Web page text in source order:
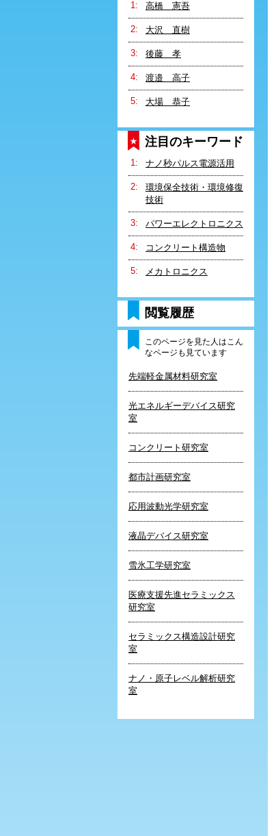
高橋 憲吾
大沢 直樹
後藤 孝
渡邉 高子
大場 恭子
注目のキーワード
ナノ秒パルス電源活用
環境保全技術・環境修復
技術
パワーエレクトロニクス
コンクリート構造物
メカトロニクス
閲覧履歴
このページを見た人はこん
なページも見ています
先端軽金属材料研究室
光エネルギーデバイス研究
室
コンクリート研究室
都市計画研究室
応用波動光学研究室
液晶デバイス研究室
雪氷工学研究室
医療支援先進セラミックス
研究室
セラミックス構造設計研究
室
ナノ・原子レベル解析研究
室